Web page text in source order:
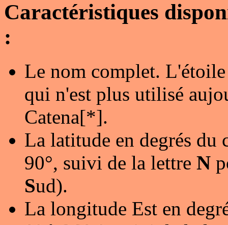
Caractéristiques
:
Le nom complet.
qui n'est plus utilisé
Catena[*].
La latitude en degrés du
90°, suivi de la lettre N
Sud).
La longitude Est en